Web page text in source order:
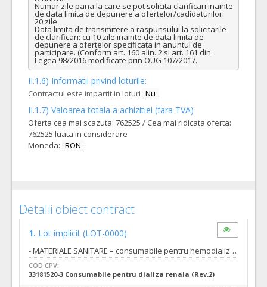
Numar zile pana la care se pot solicita clarificari inainte
de data limita de depunere a ofertelor/cadidaturilor:
20 zile
Data limita de transmitere a raspunsului la solicitarile
de clarificari: cu 10 zile inainte de data limita de
depunere a ofertelor specificata in anuntul de
participare. (Conform art. 160 alin. 2 si art. 161 din
Legea 98/2016 modificate prin OUG 107/2017.
II.1.6) Informatii privind loturile:
Contractul este impartit in loturi Nu
II.1.7) Valoarea totala a achizitiei (fara TVA)
Oferta cea mai scazuta: 762525 / Cea mai ridicata oferta:
762525 luata in considerare
Moneda: RON .
Detalii obiect contract
1. Lot implicit (LOT-0000)
- MATERIALE SANITARE – consumabile pentru hemodializa cu punere la dispoziţie, cu titlu gratuit, a unui numar de 6 (sase) aparate pentru hemodializa: Dializor capilar sintetic low flux 1,6 mp Dializor capilar sintetic high flux 1,6 mp Dializor capilar sintetic high flux 1,2 mp Dializor capilar sintetic low flux 1,5 mp Dializor capilar sintetic high flux 1,5 mp Set linii sange pentru terapia cu 2 ace Set cateter durata cu dublu lumen, 12Fr/4mm, lungim 15 cm, diametru 11 Lumen Fistulina arteriala 16G Fistulina venoasa 16G Fistulina arteriala 17G Fistulina venoasa 17G Fistulina unipunctie pentru hemodializa 16G Fistulina unipunctie pentru hemodializa 17G Conector Y Ac unidirectional Cartus bicarbonat 650 gr Solutie concentrata acida pentru Hemodializa Concentrat lichid pentru dezinfectare si curatare citro-termica pe baza de acid citric Concentrat lichid pentru dezinfectare si curatare chimico-termica pe baza de hipoclorit de sodiu Soluție de blocare a cateterelor pentru abordul vascular- 5 ml
COD CPV:
33181520-3 Consumabile pentru dializa renala (Rev.2)